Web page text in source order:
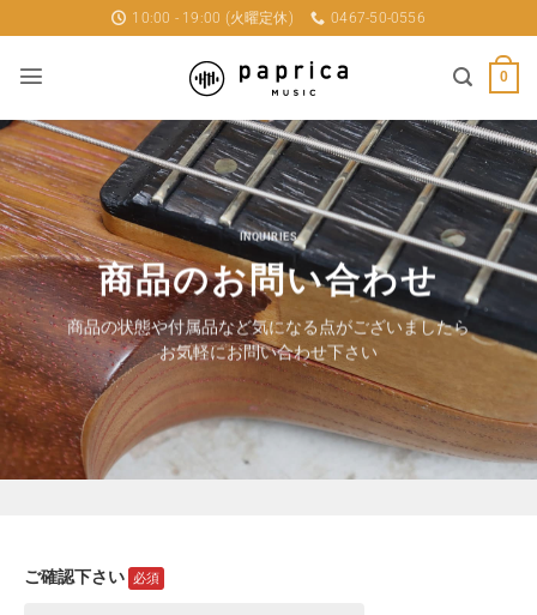
to
content
10:00 - 19:00 (火曜定休) 0467-50-0556
0
INQUIRIES
商品のお問い合わせ
商品の状態や付属品など気になる点がございましたら
お気軽にお問い合わせ下さい
ご確認下さい